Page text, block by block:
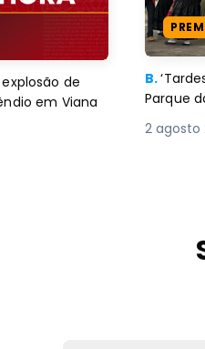
de
em Viana
B.
Parque
2 agosto